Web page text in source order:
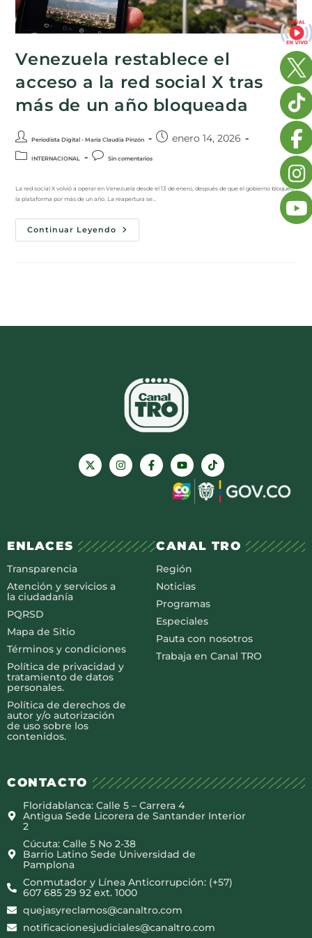
Venezuela restablece el
acceso a la red social X tras
más de un año bloqueada
Periodista Digital - María Claudia Pinzón enero 14, 2026
INTERNACIONAL Sin comentarios
La red social X volvió a operar en Venezuela desde el 13 de enero, después de que el gobierno bloqueó
la plataforma por más de un año. La reapertura se…
Continuar Leyendo
ENLACES
Transparencia
Atención y servicios a
la ciudadanía
PQRSD
Mapa de Sitio
Términos y condiciones
Política de privacidad y
tratamiento de datos
personales.
Política de derechos de
autor y/o autorización
de uso sobre los
contenidos.
CANAL TRO
Región
Noticias
Programas
Especiales
Pauta con nosotros
Trabaja en Canal TRO
CONTACTO
Floridablanca: Calle 5 – Carrera 4
Antigua Sede Licorera de Santander Interior
2
Cúcuta: Calle 5 No 2-38
Barrio Latino Sede Universidad de
Pamplona
Conmutador y Línea Anticorrupción: (+57)
607 685 29 92 ext. 1000
quejasyreclamos@canaltro.com
notificacionesjudiciales@canaltro.com